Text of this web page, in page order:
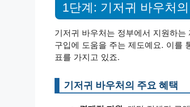
1단계: 기저귀 바우처
기저귀 바우처는 정부에서 지원하
구입에 도움을 주는 제도예요. 이를
표를 가지고 있죠.
기저귀 바우처의 주요 혜택